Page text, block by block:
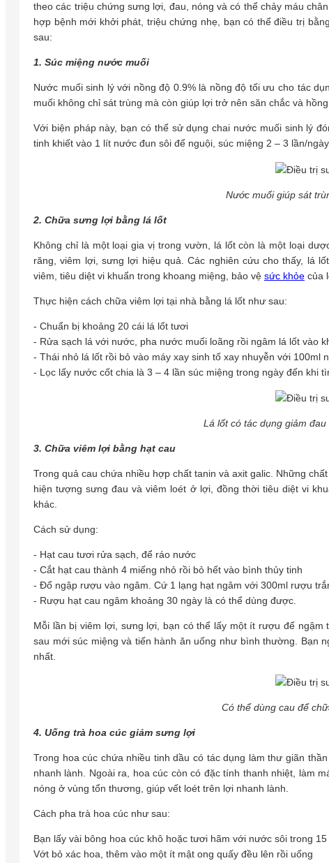
theo các triệu chứng sưng lợi, đau, nóng và có thể chảy máu
hợp bệnh mới khởi phát, triệu chứng nhẹ, bạn có thể điều trị
sau:
1. Súc miệng nước muối
Nước muối sinh lý với nồng độ 0.9% là nồng độ tối ưu cho tác
muối không chỉ sát trùng mà còn giúp lợi trở nên săn chắc và
Với biện pháp này, bạn có thể sử dụng chai nước muối sinh lý
tinh khiết vào 1 lít nước đun sôi để nguội, súc miệng 2 – 3 lần/
Nước muối giúp sát
2. Chữa sưng lợi bằng lá lốt
Không chỉ là một loại gia vị trong vườn, lá lốt còn là một loại
răng, viêm lợi, sưng lợi hiệu quả. Các nghiên cứu cho thấy, lá
viêm, tiêu diệt vi khuẩn trong khoang miệng, bảo vệ sức khỏe của
Thực hiện cách chữa viêm lợi tại nhà bằng lá lốt như sau:
- Chuẩn bị khoảng 20 cái lá lốt tươi
- Rửa sạch lá với nước, pha nước muối loãng rồi ngâm lá lốt vào
- Thái nhỏ lá lốt rồi bỏ vào máy xay sinh tố xay nhuyễn với 100ml
- Lọc lấy nước cốt chia là 3 – 4 lần súc miệng trong ngày đến khi
Lá lốt có tác dụng giảm
3. Chữa viêm lợi bằng hạt cau
Trong quả cau chứa nhiều hợp chất tanin và axit galic. Những
hiện tượng sưng đau và viêm loét ở lợi, đồng thời tiêu diệt vi
khác.
Cách sử dụng:
- Hạt cau tươi rửa sạch, để ráo nước
- Cắt hạt cau thành 4 miếng nhỏ rồi bỏ hết vào bình thủy tinh
- Đổ ngập rượu vào ngâm. Cứ 1 lạng hạt ngâm với 300ml rượu
- Rượu hạt cau ngâm khoảng 30 ngày là có thể dùng được.
Mỗi lần bị viêm lợi, sưng lợi, bạn có thể lấy một ít rượu để
sau mới súc miệng và tiến hành ăn uống như bình thường. Bạn
nhất.
Có thể dùng cau để
4. Uống trà hoa cúc giảm sưng lợi
Trong hoa cúc chứa nhiều tinh dầu có tác dụng làm thư giãn
nhanh lành. Ngoài ra, hoa cúc còn có đặc tính thanh nhiệt, làm
nóng ở vùng tổn thương, giúp vết loét trên lợi nhanh lành.
Cách pha trà hoa cúc như sau:
Bạn lấy vài bông hoa cúc khô hoặc tươi hãm với nước sôi trong 15
Vớt bỏ xác hoa, thêm vào một ít mật ong quấy đều lên rồi uống